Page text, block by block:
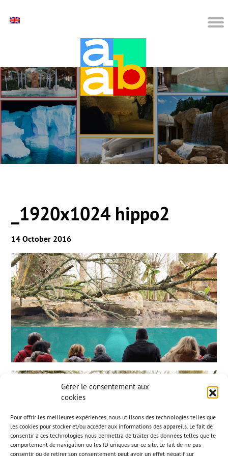
Gérer le consentement aux
cookies
Pour offrir les meilleures expériences, nous utilisons des technologies telles que
les cookies pour stocker et/ou accéder aux informations des appareils. Le fait de
consentir à ces technologies nous permettra de traiter des données telles que le
comportement de navigation ou les ID uniques sur ce site. Le fait de ne pas
consentir ou de retirer son consentement peut avoir un effet négatif sur
_1920x1024 hippo2
14 October 2016